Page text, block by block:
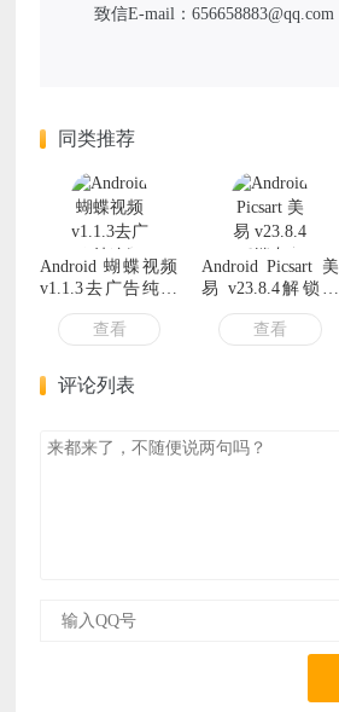
致信E-mail：656658883@qq.com
同类推荐
Android 蝴蝶视频
v1.1.3去广告纯净
查看
Android Picsart 美
易 v23.8.4解锁专
业会员版
查看
评论列表